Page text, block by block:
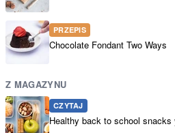
PRZEPIS
Chocolate Fondant Two Ways
Z MAGAZYNU
CZYTAJ
Healthy back to school